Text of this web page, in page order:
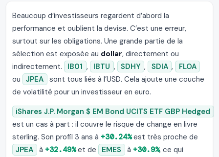
Beaucoup d’investisseurs regardent d’abord la
performance et oublient la devise. C’est une erreur,
surtout sur les obligations. Une grande partie de la
sélection est exposée au dollar, directement ou
indirectement.
IB01 , IBTU , SDHY , SDIA ,
FLOA
ou
JPEA sont tous liés à l’USD. Cela ajoute une couche
de volatilité pour un investisseur en euro.
iShares J.P. Morgan $ EM Bond UCITS ETF GBP Hedged
est un cas à part : il couvre le risque de change en livre
sterling. Son profil 3 ans à +30.24%est très proche de
JPEA à +32.49%et de EMES à +30.9%, ce qui